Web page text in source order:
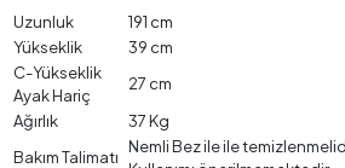
Uzunluk
191 cm
Yükseklik
39 cm
C-Yükseklik
Ayak Hariç
27 cm
Ağırlık
37 Kg
Bakım Talimatı
Nemli Bez ile ile